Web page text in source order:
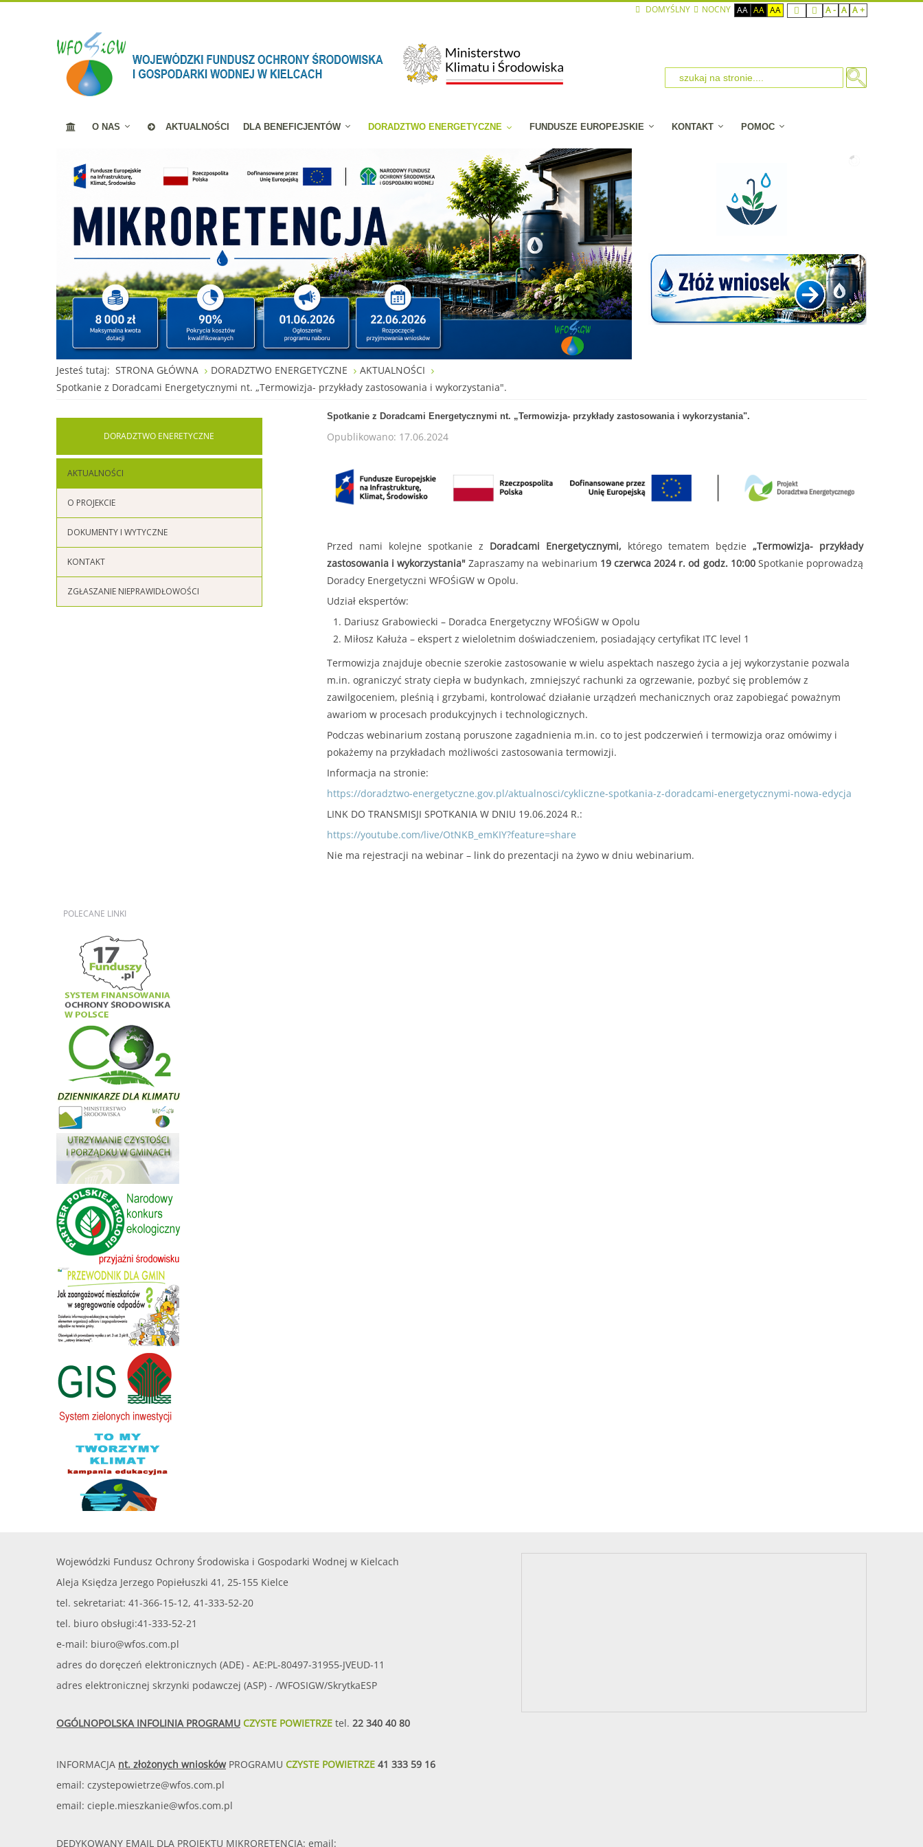
DOMYŚLNY NOCNY AA AA AA A - A A +
O NAS AKTUALNOŚCI DLA BENEFICJENTÓW DORADZTWO ENERGETYCZNE FUNDUSZE EUROPEJSKIE KONTAKT POMOC
Jesteś tutaj: STRONA GŁÓWNA DORADZTWO ENERGETYCZNE
AKTUALNOŚCI
Spotkanie z Doradcami Energetycznymi nt. „Termowizja- przykłady zastosowania i wykorzystania".
Spotkanie z Doradcami Energetycznymi nt. „Termowizja- przykłady zastosowania i wykorzystania".
Opublikowano: 17.06.2024
Przed nami kolejne spotkanie z Doradcami Energetycznymi, którego tematem będzie „Termowizja- przykłady
zastosowania i wykorzystania" Zapraszamy na webinarium 19 czerwca 2024 r. od godz. 10:00 Spotkanie poprowadzą
Doradcy Energetyczni WFOŚiGW w Opolu.
Udział ekspertów:
Dariusz Grabowiecki – Doradca Energetyczny WFOŚiGW w Opolu
Miłosz Kałuża – ekspert z wieloletnim doświadczeniem, posiadający certyfikat ITC level 1
Termowizja znajduje obecnie szerokie zastosowanie w wielu aspektach naszego życia a jej wykorzystanie pozwala
m.in. ograniczyć straty ciepła w budynkach, zmniejszyć rachunki za ogrzewanie, pozbyć się problemów z
zawilgoceniem, pleśnią i grzybami, kontrolować działanie urządzeń mechanicznych oraz zapobiegać poważnym
awariom w procesach produkcyjnych i technologicznych.
Podczas webinarium zostaną poruszone zagadnienia m.in. co to jest podczerwień i termowizja oraz omówimy i
pokażemy na przykładach możliwości zastosowania termowizji.
Informacja na stronie:
https://doradztwo-energetyczne.gov.pl/aktualnosci/cykliczne-spotkania-z-doradcami-energetycznymi-nowa-edycja
LINK DO TRANSMISJI SPOTKANIA W DNIU 19.06.2024 R.:
https://youtube.com/live/OtNKB_emKIY?feature=share
Nie ma rejestracji na webinar – link do prezentacji na żywo w dniu webinarium.
DORADZTWO ENERETYCZNE
AKTUALNOŚCI
O PROJEKCIE
DOKUMENTY I WYTYCZNE
KONTAKT
ZGŁASZANIE NIEPRAWIDŁOWOŚCI
POLECANE LINKI
Wojewódzki Fundusz Ochrony Środowiska i Gospodarki Wodnej w Kielcach
Aleja Księdza Jerzego Popiełuszki 41, 25-155 Kielce
tel. sekretariat: 41-366-15-12, 41-333-52-20
tel. biuro obsługi:41-333-52-21
e-mail: biuro@wfos.com.pl
adres do doręczeń elektronicznych (ADE) - AE:PL-80497-31955-JVEUD-11
adres elektronicznej skrzynki podawczej (ASP) - /WFOSIGW/SkrytkaESP
OGÓLNOPOLSKA INFOLINIA PROGRAMU CZYSTE POWIETRZE tel. 22 340 40 80
INFORMACJA nt. złożonych wniosków PROGRAMU CZYSTE POWIETRZE 41 333 59 16
email: czystepowietrze@wfos.com.pl
email: cieple.mieszkanie@wfos.com.pl
DEDYKOWANY EMAIL DLA PROJEKTU MIKRORETENCJA: email: